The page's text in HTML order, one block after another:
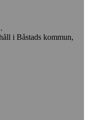
i Båstads kommun,